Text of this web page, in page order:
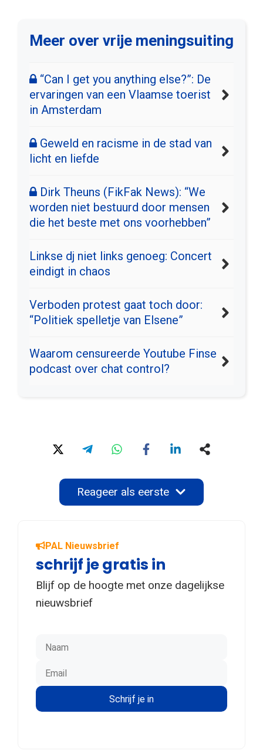
Meer over vrije meningsuiting
“Can I get you anything else?”: De
ervaringen van een Vlaamse toerist
in Amsterdam
Geweld en racisme in de stad van
licht en liefde
Dirk Theuns (FikFak News): “We
worden niet bestuurd door mensen
die het beste met ons voorhebben”
Linkse dj niet links genoeg: Concert
eindigt in chaos
Verboden protest gaat toch door:
“Politiek spelletje van Elsene”
Waarom censureerde Youtube Finse
podcast over chat control?
Reageer als eerste
PAL Nieuwsbrief
schrijf je gratis in
Blijf op de hoogte met onze dagelijkse
nieuwsbrief